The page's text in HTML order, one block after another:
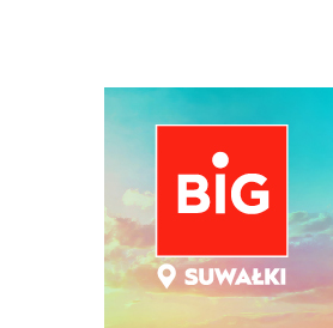
Ścieżka
nawigacyjna
Strona główna
Z ŻYCIA MIASTA 02/06/2026
Stan mostka nad